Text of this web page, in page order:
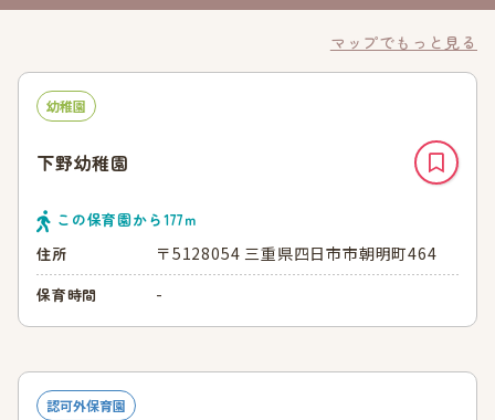
マップでもっと見る
幼稚園
下野幼稚園
この保育園から177ｍ
住所
〒5128054 三重県四日市市朝明町464
保育時間 -
認可外保育園